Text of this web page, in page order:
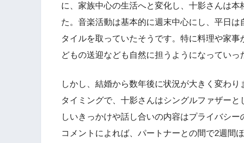
に、家族中心の生活へと変化し、十影さんは
た。音楽活動は基本的に週末中心にし、平日
タイルを取っていたそうです。特に料理や家
どもの送迎なども自然に担うようになっていっ
しかし、結婚から数年後に状況が大きく変わ
タイミングで、十影さんはシングルファザー
しいきっかけや話し合いの内容はプライバシ
コメントによれば、パートナーとの間で2週間